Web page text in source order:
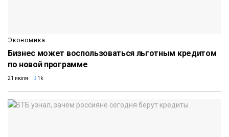
Экономика
Бизнес может воспользоваться льготным кредитом
по новой программе
21 июля 1k